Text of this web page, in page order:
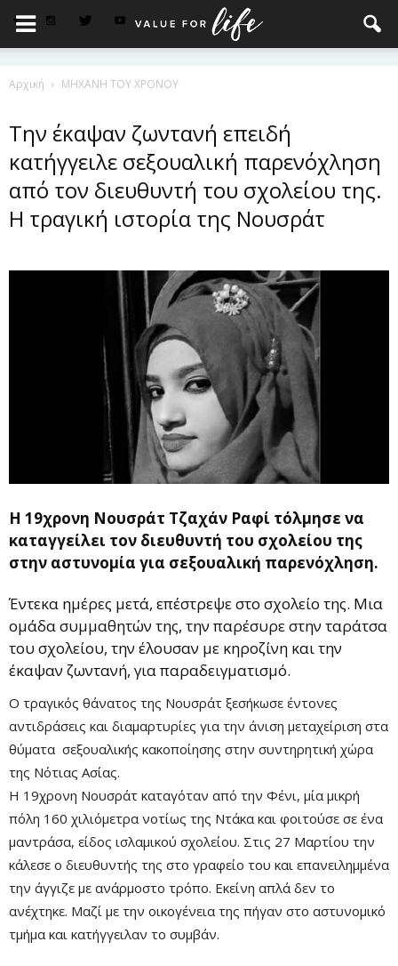
Αρχική ΜΗΧΑΝΗ ΤΟΥ ΧΡΟΝΟΥ
Την έκαψαν ζωντανή επειδή
κατήγγειλε σεξουαλική παρενόχληση
από τον διευθυντή του σχολείου της.
Η τραγική ιστορία της Νουσράτ
Η 19χρονη Νουσράτ Τζαχάν Ραφί τόλμησε να
καταγγείλει τον διευθυντή του σχολείου της
στην αστυνομία για σεξουαλική παρενόχληση.
Έντεκα ημέρες μετά, επέστρεψε στο σχολείο της. Μια
ομάδα συμμαθητών της, την παρέσυρε στην ταράτσα
του σχολείου, την έλουσαν με κηροζίνη και την
έκαψαν ζωντανή, για παραδειγματισμό.
Ο τραγικός θάνατος της Νουσράτ ξεσήκωσε έντονες
αντιδράσεις και διαμαρτυρίες για την άνιση μεταχείριση στα
θύματα σεξουαλικής κακοποίησης στην συντηρητική χώρα
της Νότιας Ασίας.
Η 19χρονη Νουσράτ καταγόταν από την Φένι, μία μικρή
πόλη 160 χιλιόμετρα νοτίως της Ντάκα και φοιτούσε σε ένα
μαντράσα, είδος ισλαμικού σχολείου. Στις 27 Μαρτίου την
κάλεσε ο διευθυντής της στο γραφείο του και επανειλημμένα
την άγγιζε με ανάρμοστο τρόπο. Εκείνη απλά δεν το
ανέχτηκε. Μαζί με την οικογένεια της πήγαν στο αστυνομικό
τμήμα και κατήγγειλαν το συμβάν.